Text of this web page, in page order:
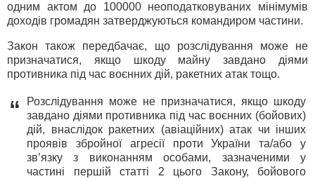
одним актом до 100000 неоподатковуваних мінімумів
доходів громадян затверджуються командиром частини.
Закон також передбачає, що розслідування може не
призначатися, якщо шкоду майну завдано діями
противника під час воєнних дій, ракетних атак тощо.
“
Розслідування може не призначатися, якщо шкоду
завдано діями противника під час воєнних (бойових)
дій, внаслідок ракетних (авіаційних) атак чи інших
проявів збройної агресії проти України та/або у
зв’язку з виконанням особами, зазначеними у
частині першій статті 2 цього Закону, бойового